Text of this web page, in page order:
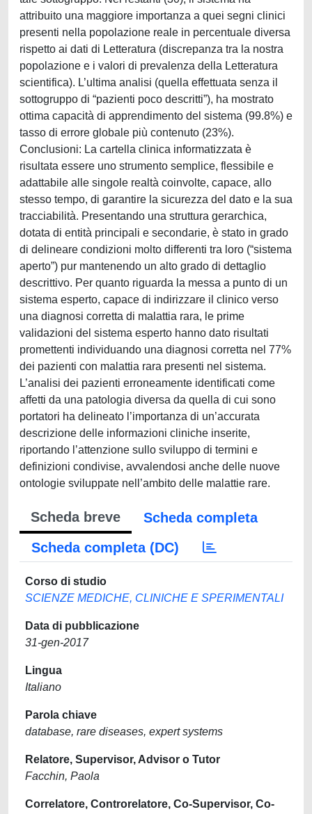
attribuito una maggiore importanza a quei segni clinici
presenti nella popolazione reale in percentuale diversa
rispetto ai dati di Letteratura (discrepanza tra la nostra
popolazione e i valori di prevalenza della Letteratura
scientifica). L’ultima analisi (quella effettuata senza il
sottogruppo di “pazienti poco descritti”), ha mostrato
ottima capacità di apprendimento del sistema (99.8%) e
tasso di errore globale più contenuto (23%).
Conclusioni: La cartella clinica informatizzata è
risultata essere uno strumento semplice, flessibile e
adattabile alle singole realtà coinvolte, capace, allo
stesso tempo, di garantire la sicurezza del dato e la sua
tracciabilità. Presentando una struttura gerarchica,
dotata di entità principali e secondarie, è stato in grado
di delineare condizioni molto differenti tra loro (“sistema
aperto”) pur mantenendo un alto grado di dettaglio
descrittivo. Per quanto riguarda la messa a punto di un
sistema esperto, capace di indirizzare il clinico verso
una diagnosi corretta di malattia rara, le prime
validazioni del sistema esperto hanno dato risultati
promettenti individuando una diagnosi corretta nel 77%
dei pazienti con malattia rara presenti nel sistema.
L’analisi dei pazienti erroneamente identificati come
affetti da una patologia diversa da quella di cui sono
portatori ha delineato l’importanza di un’accurata
descrizione delle informazioni cliniche inserite,
riportando l’attenzione sullo sviluppo di termini e
definizioni condivise, avvalendosi anche delle nuove
ontologie sviluppate nell’ambito delle malattie rare.
Scheda breve
Scheda completa
Scheda completa (DC)
Corso di studio
SCIENZE MEDICHE, CLINICHE E SPERIMENTALI
Data di pubblicazione
31-gen-2017
Lingua
Italiano
Parola chiave
database, rare diseases, expert systems
Relatore, Supervisor, Advisor o Tutor
Facchin, Paola
Correlatore, Controrelatore, Co-Supervisor, Co-